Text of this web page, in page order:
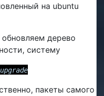
на ubuntu
дерево
систему
пакеты самого